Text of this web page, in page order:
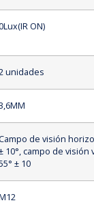
ON)
unidades
de visión
10°, campo de visión
± 10